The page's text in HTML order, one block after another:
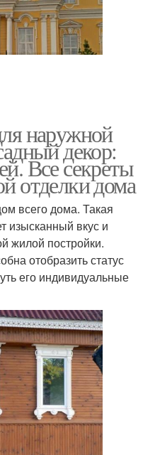
наружной
декор:
Все секреты
отделки дома
всего дома. Такая
изысканный вкус и
жилой постройки.
отобразить статус
его индивидуальные